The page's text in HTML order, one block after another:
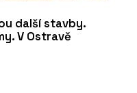
další stavby.
V Ostravě